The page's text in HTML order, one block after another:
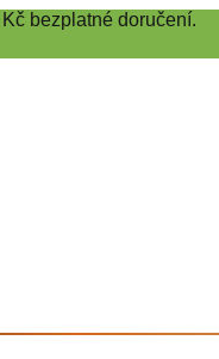
bezplatné doručení.